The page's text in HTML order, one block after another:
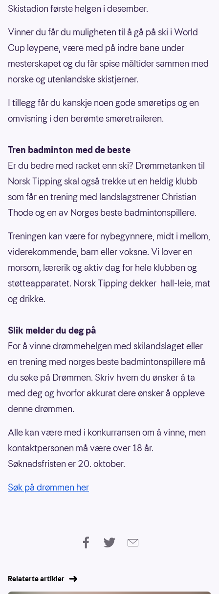
Skistadion første helgen i desember.
Vinner du får du muligheten til å gå på ski i World
Cup løypene, være med på indre bane under
mesterskapet og du får spise måltider sammen med
norske og utenlandske skistjerner.
I tillegg får du kanskje noen gode smøretips og en
omvisning i den berømte smøretraileren.
Tren badminton med de beste
Er du bedre med racket enn ski? Drømmetanken til
Norsk Tipping skal også trekke ut en heldig klubb
som får en trening med landslagstrener Christian
Thode og en av Norges beste badmintonspillere.
Treningen kan være for nybegynnere, midt i mellom,
viderekommende, barn eller voksne. Vi lover en
morsom, lærerik og aktiv dag for hele klubben og
støtteapparatet. Norsk Tipping dekker hall-leie, mat
og drikke.
Slik melder du deg på
For å vinne drømmehelgen med skilandslaget eller
en trening med norges beste badmintonspillere må
du søke på Drømmen. Skriv hvem du ønsker å ta
med deg og hvorfor akkurat dere ønsker å oppleve
denne drømmen.
Alle kan være med i konkurransen om å vinne, men
kontaktpersonen må være over 18 år.
Søknadsfristen er 20. oktober.
Søk på drømmen her
Relaterte artikler